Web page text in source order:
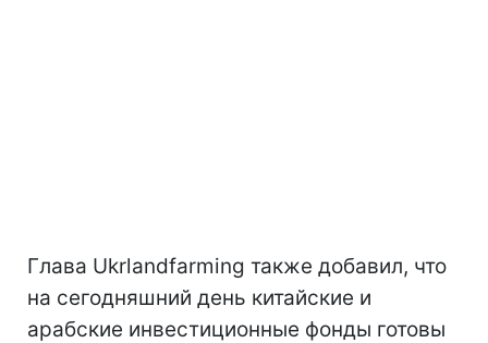
Глава Ukrlandfarming также добавил, что
на сегодняшний день китайские и
арабские инвестиционные фонды готовы